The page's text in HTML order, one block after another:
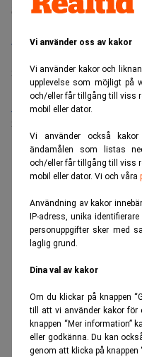
Vi använder oss av kakor
Vi använder kakor och
upplevelse som möjligt på
och/eller får tillgång till viss
mobil eller dator.
Vi använder också
ändamålen som listas
och/eller får tillgång till viss
mobil eller dator. Vi och våra
Användning av kakor
IP-adress, unika
personuppgifter sker med
laglig grund.
Dina val av kakor
Om du klickar på knappen
till att vi använder kakor för
knappen “Mer information”
eller godkänna. Du kan
genom att klicka på knappen
Senaste lediga jobben
Bolagsjurist till Eltel AB
Sista ansökningsdag:21/
Medarbetare inom Intern
Sista ansökningsdag:
ANNONS